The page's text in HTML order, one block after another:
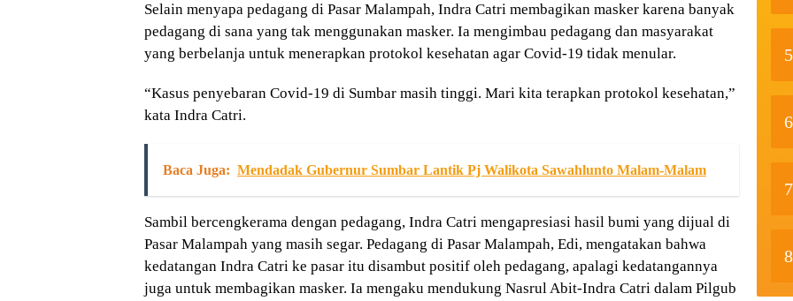
Selain menyapa pedagang di Pasar Malampah, Indra Catri membagikan masker karena banyak
pedagang di sana yang tak menggunakan masker. Ia mengimbau pedagang dan masyarakat
yang berbelanja untuk menerapkan protokol kesehatan agar Covid-19 tidak menular.
“Kasus penyebaran Covid-19 di Sumbar masih tinggi. Mari kita terapkan protokol kesehatan,”
kata Indra Catri.
Baca Juga: Mendadak Gubernur Sumbar Lantik Pj Walikota Sawahlunto Malam-Malam
Sambil bercengkerama dengan pedagang, Indra Catri mengapresiasi hasil bumi yang dijual di
Pasar Malampah yang masih segar. Pedagang di Pasar Malampah, Edi, mengatakan bahwa
kedatangan Indra Catri ke pasar itu disambut positif oleh pedagang, apalagi kedatangannya
juga untuk membagikan masker. Ia mengaku mendukung Nasrul Abit-Indra Catri dalam Pilgub
5
6
7
8